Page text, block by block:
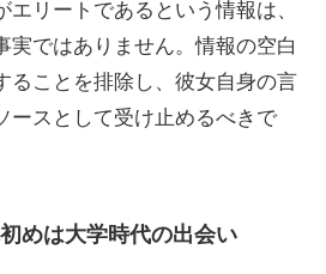
エリートであるという情報は、
実ではありません。情報の空白
ることを排除し、彼女自身の言
ースとして受け止めるべきで
めは大学時代の出会い